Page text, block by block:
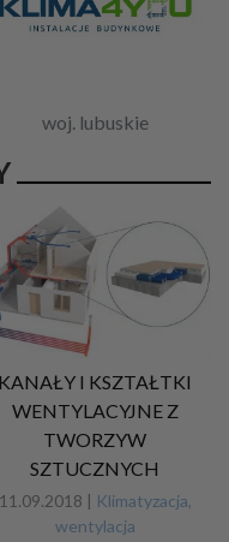
woj. lubuskie
KANAŁY I KSZTAŁTKI
WENTYLACYJNE Z
TWORZYW
SZTUCZNYCH
11.09.2018 | Klimatyzacja,
wentylacja